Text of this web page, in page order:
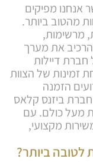
אנחנו מפיקים
מהטוב ביותר.
מרשימות,
את מערך
חברת דיילות
זמינות של הצוות
הזמנה
ביזנס קלאס
מעל כולם. עם
מקצועי,
לטובה ביותר?